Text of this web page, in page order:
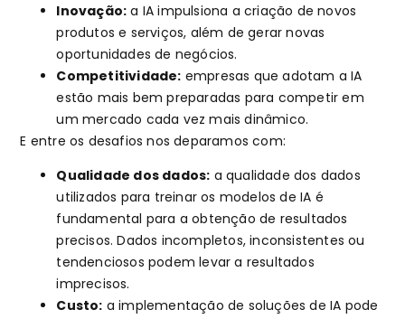
Inovação: a IA impulsiona a criação de novos
produtos e serviços, além de gerar novas
oportunidades de negócios.
Competitividade: empresas que adotam a IA
estão mais bem preparadas para competir em
um mercado cada vez mais dinâmico.
E entre os desafios nos deparamos com:
Qualidade dos dados: a qualidade dos dados
utilizados para treinar os modelos de IA é
fundamental para a obtenção de resultados
precisos. Dados incompletos, inconsistentes ou
tendenciosos podem levar a resultados
imprecisos.
Custo: a implementação de soluções de IA pode